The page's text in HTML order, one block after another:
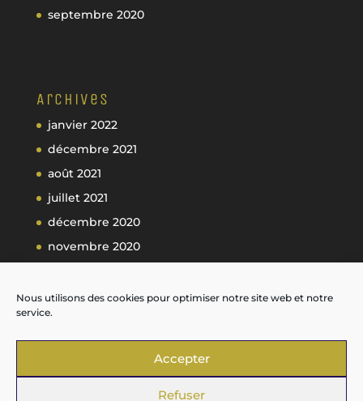
Nous utilisons des cookies pour optimiser notre site web et notre
service.
Accepter
Refuser
septembre 2020
Archives
janvier 2022
décembre 2021
août 2021
juillet 2021
décembre 2020
novembre 2020
septembre 2020